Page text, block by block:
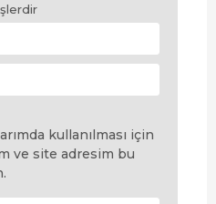
kullanılması için
ve site adresim bu